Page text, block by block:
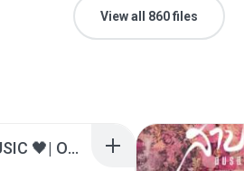
View all 860 files
ไม่มีใครรู้ตัวเรา– UNHEARD MUSIC 🖤| Official Lyric Video | เพลงสู้ชีวิต